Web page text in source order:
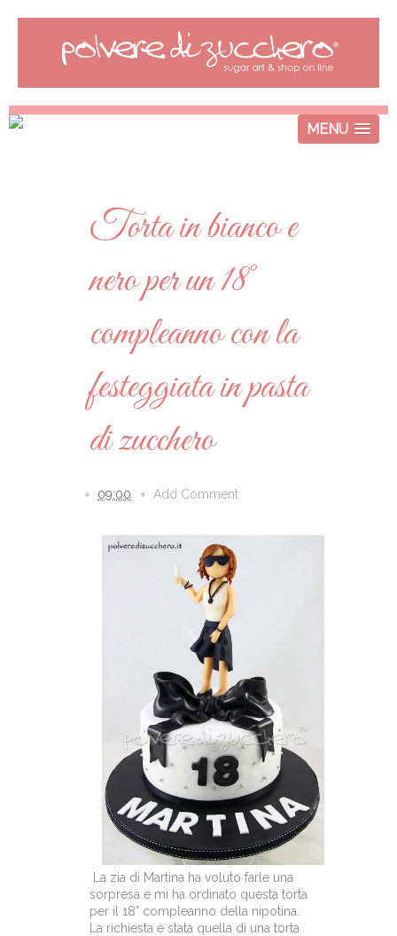
MENU
Torta in bianco e
nero per un 18°
compleanno con la
festeggiata in pasta
di zucchero
09:00 Add Comment
La zia di Martina ha voluto farle una
sorpresa e mi ha ordinato questa torta
per il 18° compleanno della nipotina.
La richiesta è stata quella di una torta